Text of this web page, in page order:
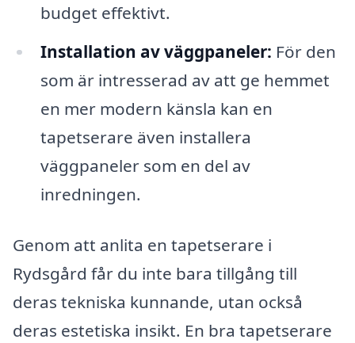
budget effektivt.
Installation av väggpaneler: För den
som är intresserad av att ge hemmet
en mer modern känsla kan en
tapetserare även installera
väggpaneler som en del av
inredningen.
Genom att anlita en tapetserare i
Rydsgård får du inte bara tillgång till
deras tekniska kunnande, utan också
deras estetiska insikt. En bra tapetserare